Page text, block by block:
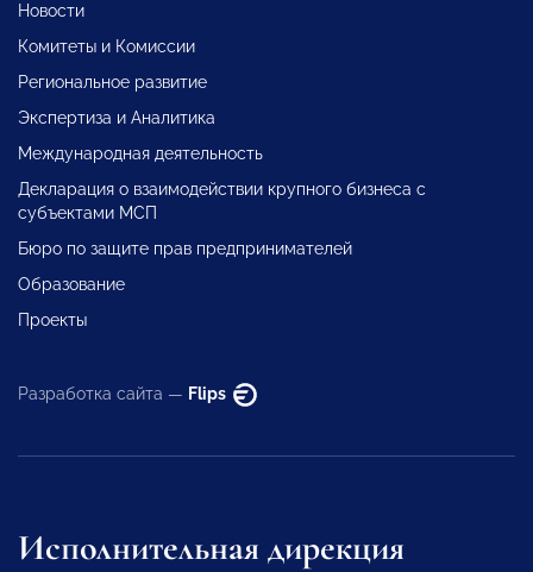
Новости
Комитеты и Комиссии
Региональное развитие
Экспертиза и Аналитика
Международная деятельность
Декларация о взаимодействии крупного бизнеса с
субъектами МСП
Бюро по защите прав предпринимателей
Образование
Проекты
Разработка сайта — Flips
Исполнительная дирекция